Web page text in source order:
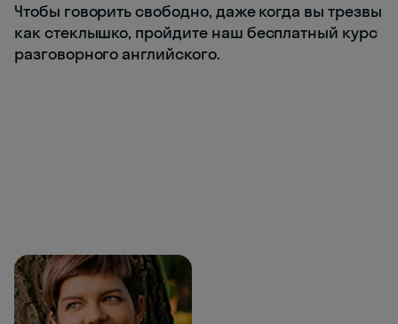
Чтобы говорить свободно, даже когда вы трезвы
как стеклышко, пройдите наш бесплатный курс
разговорного английского.